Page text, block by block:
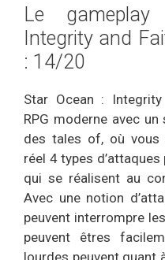
Le
Integrity and
: 14/20
Star Ocean :
RPG moderne avec
des tales of, où vous
réel 4 types
qui se réalisent au
Avec une notion
peuvent interrompre
peuvent êtres